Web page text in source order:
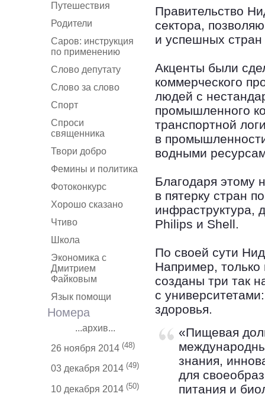
Путешествия
Родители
Саров: инструкция
по применению
Слово депутату
Слово за слово
Спорт
Спроси
священника
Твори добро
Фемины и политика
Фотоконкурс
Хорошо сказано
Чтиво
Школа
Экономика с
Дмитрием
Файковым
Язык помощи
Номера
...архив...
26 ноября 2014 (48)
03 декабря 2014 (49)
10 декабря 2014 (50)
Правительство
сектора,
и успешных
Акценты были
коммерческого
людей с
промышленного
транспортной
в
водными
Благодаря этому
в пятерку стран
инфраструктура,
Philips и Shell.
По своей сути
Например, только
созданы три так
с
здоровья.
«Пищевая
знания,
для
питания и